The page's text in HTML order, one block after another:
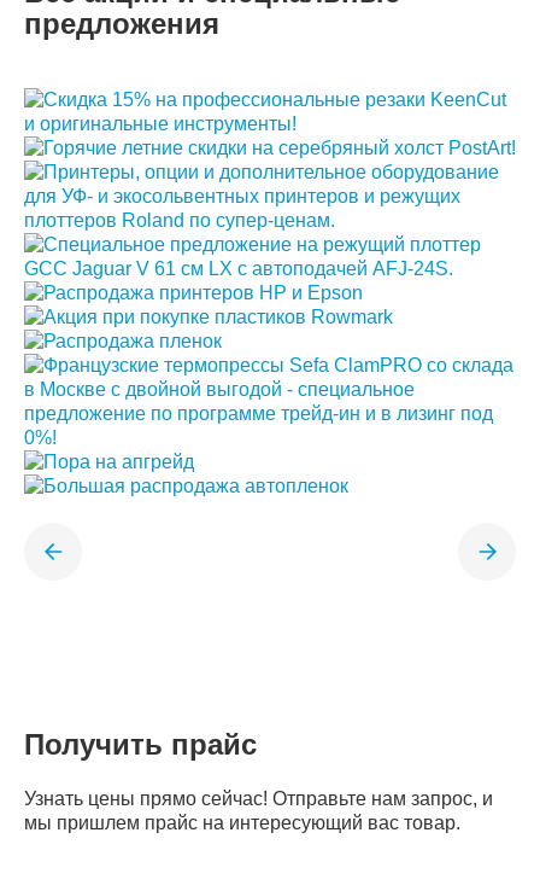
предложения
Получить прайс
Узнать цены прямо сейчас! Отправьте нам запрос, и
мы пришлем прайс на интересующий вас товар.